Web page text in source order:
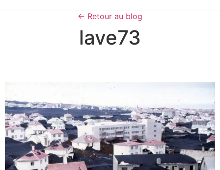
← Retour au blog
lave73